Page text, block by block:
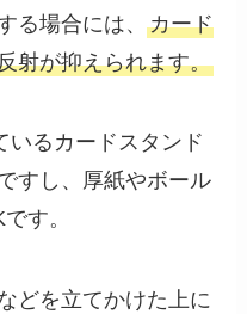
る場合には、カード
射が抑えられます。
いるカードスタンド
すし、厚紙やボール
す。
どを立てかけた上に